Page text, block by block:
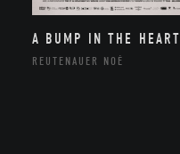
A BUMP IN THE HEART
REUTENAUER NOÉ